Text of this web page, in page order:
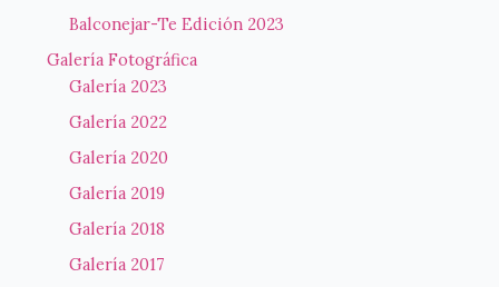
Balconejar-Te Edición 2023
Galería Fotográfica
Galería 2023
Galería 2022
Galería 2020
Galería 2019
Galería 2018
Galería 2017